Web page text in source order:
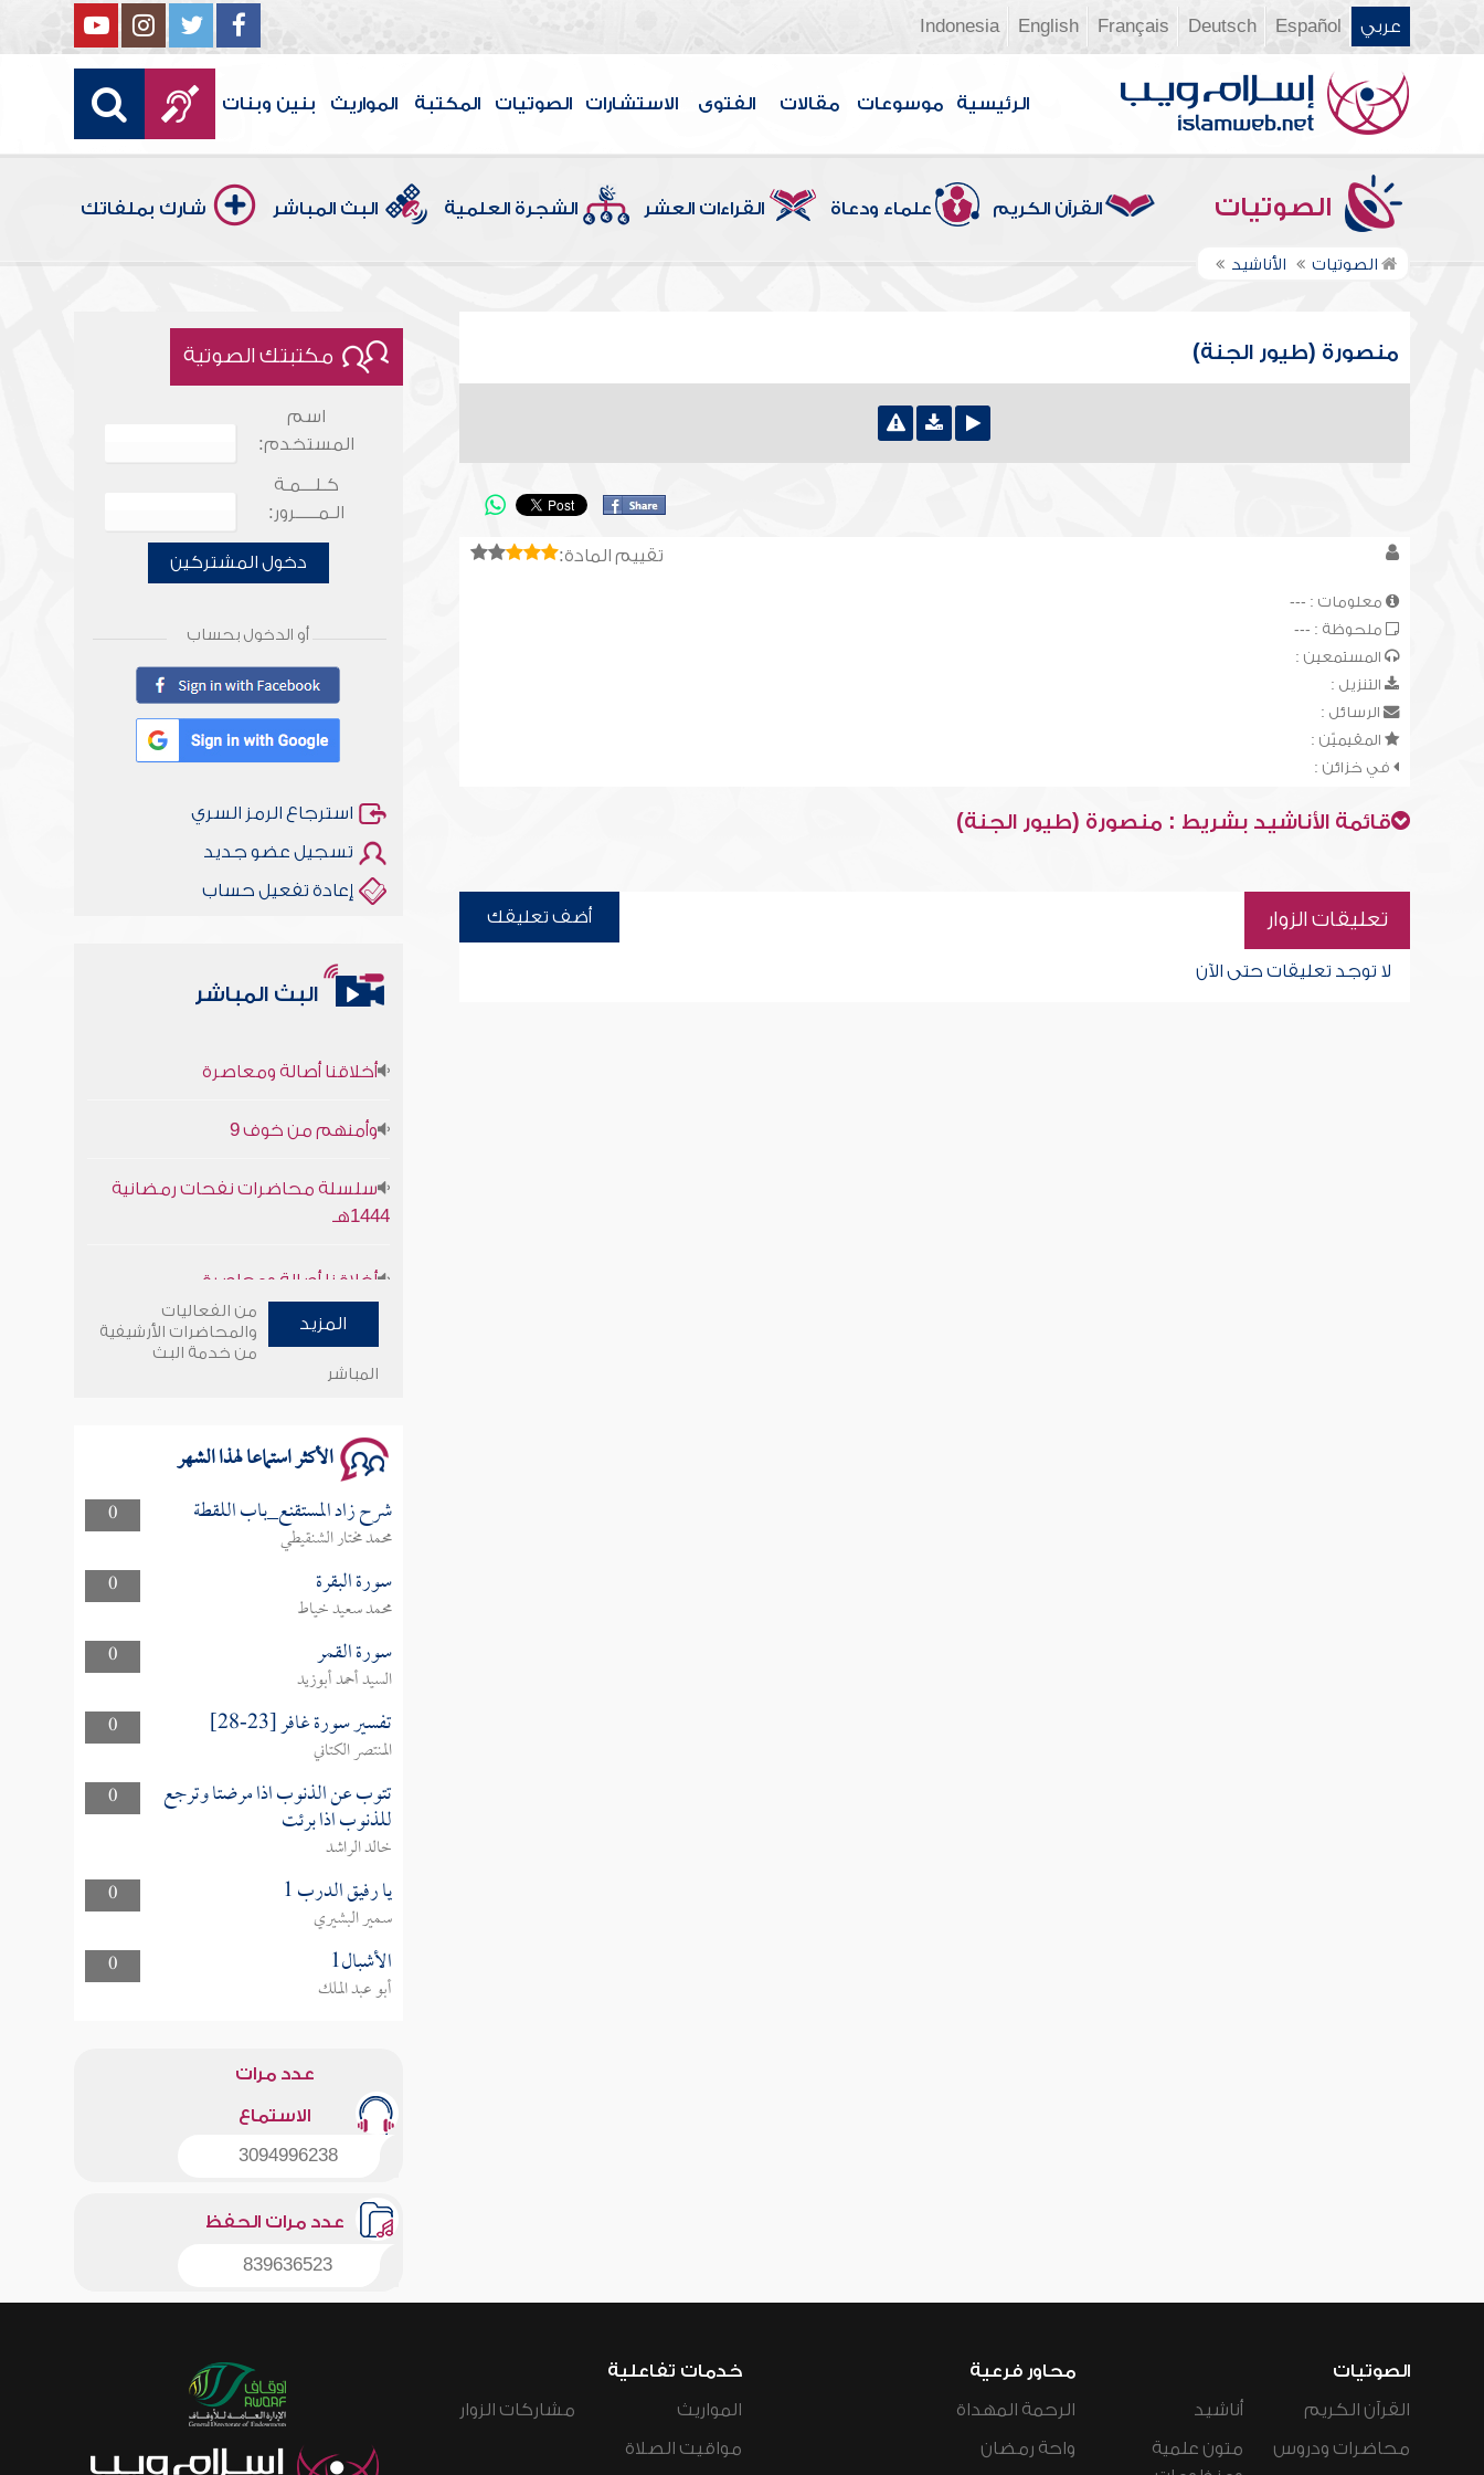
عربي Español
Deutsch
Français
English
Indonesia
الرئيسية موسوعات مقالات الفتوى الاستشارات الصوتيات المكتبة المواريث بنين وبنات
الصوتيات القرآن الكريم علماء ودعاة القراءات العشر الشجرة العلمية البث المباشر شارك بملفاتك
الصوتيات الأناشيد
منصورة (طيور الجنة)
تقييم المادة:
معلومات : ---
ملحوظة : ---
المستمعين :
التنزيل :
الرسائل :
المقيميّن :
في خزائن :
قائمة الأناشيد بشريط : منصورة (طيور الجنة)
تعليقات الزوار أضف تعليقك
لا توجد تعليقات حتى الآن
مكتبتك الصوتية
اسم
المستخدم:
كـلـــمـة
الـمـــــرور:
دخول المشتركين
أو الدخول بحساب
استرجاع الرمز السري
تسجيل عضو جديد
إعادة تفعيل حساب
البث المباشر
1444هـ
وأمنهم من خوف 9
سلسلة محاضرات نفحات رمضانية
المزيد
من الفعاليات
والمحاضرات الأرشيفية
من خدمة البث
المباشر
الأكثر استماعا لهذا الشهر
0 شرح زاد المستقنع_باب اللقطة
محمد مختار الشنقيطي
0
سورة البقرة
محمد سعيد خياط
0
سورة القمر
السيد أحمد أبوزيد
0
تفسير سورة غافر [23-28]
المنتصر الكتاني
0
تتوب عن الذنوب اذا مرضتا وترجع
للذنوب اذا برئت
خالد الراشد
0
يا رفيق الدرب 1
سمير البشيري
0
الأشبال1
أبو عبد الملك
عدد مرات
الاستماع
3094996238
عدد مرات الحفظ
839636523
الصوتيات
القرآن الكريم
محاضرات ودروس
أناشيد
متون علمية
محاور فرعية
الرحمة المهداة
واحة رمضان
خدمات تفاعلية
المواريث
مواقيت الصلاة
مشاركات الزوار